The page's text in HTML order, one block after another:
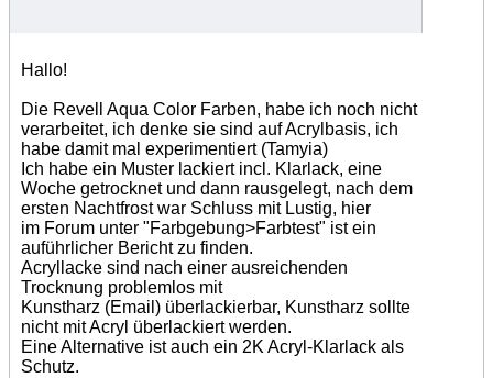
Hallo!
Die Revell Aqua Color Farben, habe ich noch nicht
verarbeitet, ich denke sie sind auf Acrylbasis, ich
habe damit mal experimentiert (Tamyia)
Ich habe ein Muster lackiert incl. Klarlack, eine
Woche getrocknet und dann rausgelegt, nach dem
ersten Nachtfrost war Schluss mit Lustig, hier
im Forum unter "Farbgebung>Farbtest" ist ein
auführlicher Bericht zu finden.
Acryllacke sind nach einer ausreichenden
Trocknung problemlos mit
Kunstharz (Email) überlackierbar, Kunstharz sollte
nicht mit Acryl überlackiert werden.
Eine Alternative ist auch ein 2K Acryl-Klarlack als
Schutz.